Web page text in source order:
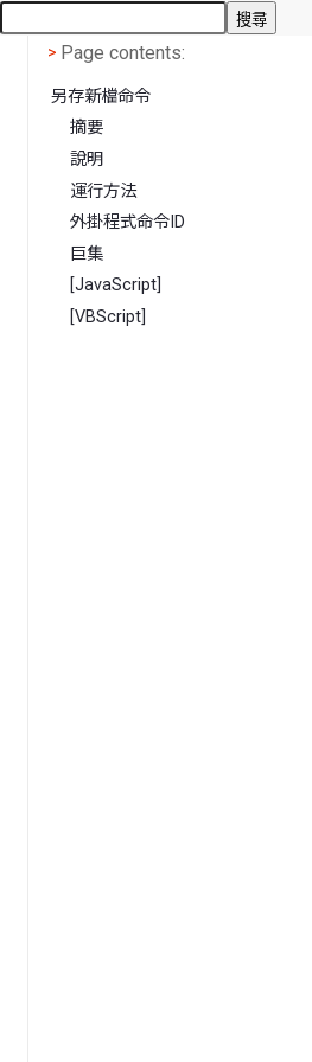
搜尋
< Page contents
> Page contents:
另存新檔命令
摘要
說明
運行方法
外掛程式命令ID
巨集
[JavaScript]
[VBScript]